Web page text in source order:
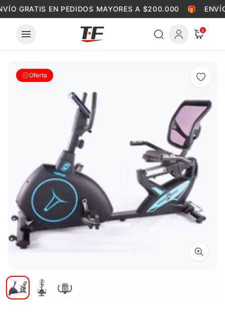
Skip to content
GRATIS EN PEDIDOS MAYORES A $200.000 🎁
0
Oferta
Zoom